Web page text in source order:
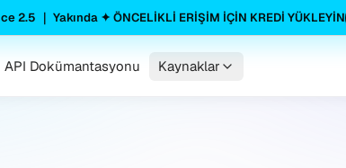
2.5 ｜ Yakında ✦ ÖNCELİKLİ ERİŞİM İÇİN KREDİ YÜKLEYİN
API Dokümantasyonu Kaynaklar